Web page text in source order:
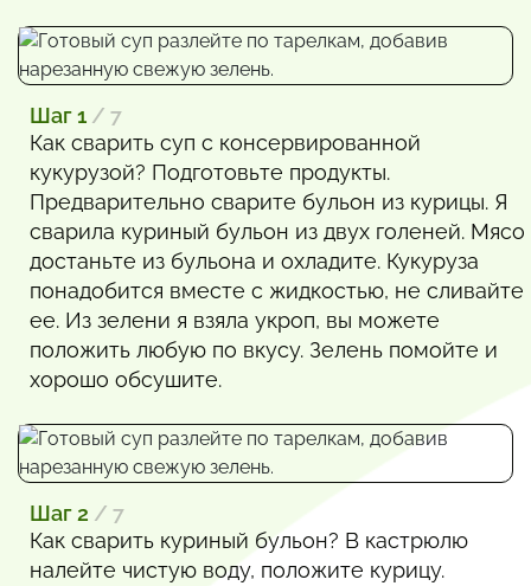
Шаг 1 / 7
Как сварить суп с консервированной
кукурузой? Подготовьте продукты.
Предварительно сварите бульон из курицы. Я
сварила куриный бульон из двух голеней. Мясо
достаньте из бульона и охладите. Кукуруза
понадобится вместе с жидкостью, не сливайте
ее. Из зелени я взяла укроп, вы можете
положить любую по вкусу. Зелень помойте и
хорошо обсушите.
Шаг 2 / 7
Как сварить куриный бульон? В кастрюлю
налейте чистую воду, положите курицу.